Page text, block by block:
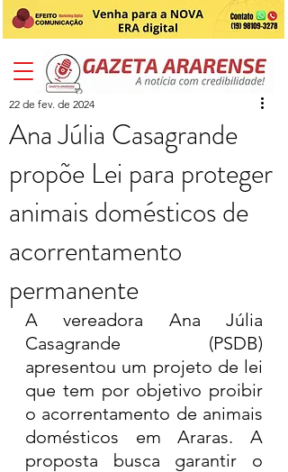
Ana Júlia Casagrande
propõe Lei para proteger
animais domésticos de
acorrentamento
permanente
22 de fev. de 2024
A vereadora Ana Júlia
Casagrande (PSDB)
apresentou um projeto de lei
que tem por objetivo proibir
o acorrentamento de animais
domésticos em Araras. A
proposta busca garantir o